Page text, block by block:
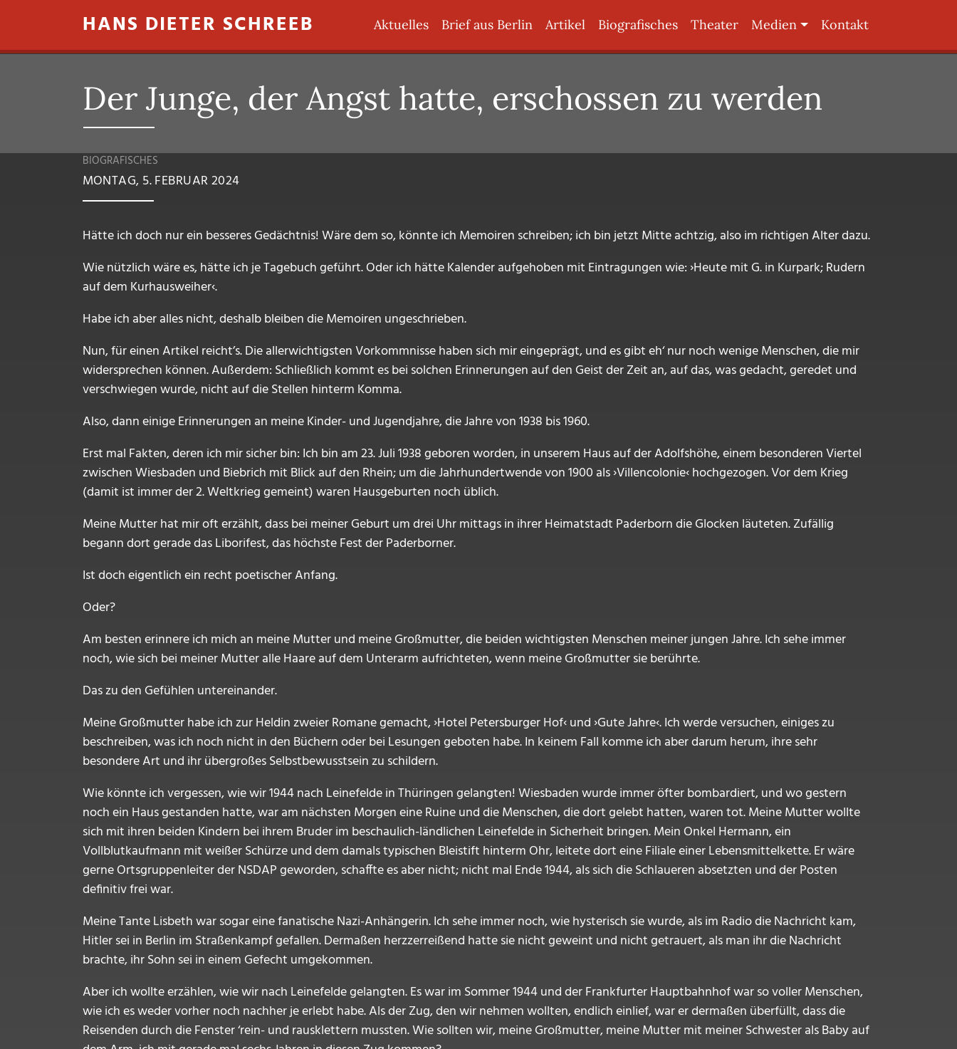
HANS DIETER SCHREEB Hauptnavigation
Aktuelles Brief aus Berlin Artikel Biografisches Theater Medien Kontakt
Der Junge, der Angst hatte, erschossen zu werden
BIOGRAFISCHES
MONTAG, 5. FEBRUAR 2024
Hätte ich doch nur ein besseres Gedächtnis! Wäre dem so, könnte ich Memoiren schreiben; ich bin jetzt Mitte achtzig, also im richtigen Alter dazu.
Wie nützlich wäre es, hätte ich je Tagebuch geführt. Oder ich hätte Kalender aufgehoben mit Eintragungen wie: ›Heute mit G. in Kurpark; Rudern
auf dem Kurhausweiher‹.
Habe ich aber alles nicht, deshalb bleiben die Memoiren ungeschrieben.
Nun, für einen Artikel reicht’s. Die allerwichtigsten Vorkommnisse haben sich mir eingeprägt, und es gibt eh‘ nur noch wenige Menschen, die mir
widersprechen können. Außerdem: Schließlich kommt es bei solchen Erinnerungen auf den Geist der Zeit an, auf das, was gedacht, geredet und
verschwiegen wurde, nicht auf die Stellen hinterm Komma.
Also, dann einige Erinnerungen an meine Kinder- und Jugendjahre, die Jahre von 1938 bis 1960.
Erst mal Fakten, deren ich mir sicher bin: Ich bin am 23. Juli 1938 geboren worden, in unserem Haus auf der Adolfshöhe, einem besonderen Viertel
zwischen Wiesbaden und Biebrich mit Blick auf den Rhein; um die Jahrhundertwende von 1900 als ›Villencolonie‹ hochgezogen. Vor dem Krieg
(damit ist immer der 2. Weltkrieg gemeint) waren Hausgeburten noch üblich.
Meine Mutter hat mir oft erzählt, dass bei meiner Geburt um drei Uhr mittags in ihrer Heimatstadt Paderborn die Glocken läuteten. Zufällig
begann dort gerade das Liborifest, das höchste Fest der Paderborner.
Ist doch eigentlich ein recht poetischer Anfang.
Oder?
Am besten erinnere ich mich an meine Mutter und meine Großmutter, die beiden wichtigsten Menschen meiner jungen Jahre. Ich sehe immer
noch, wie sich bei meiner Mutter alle Haare auf dem Unterarm aufrichteten, wenn meine Großmutter sie berührte.
Das zu den Gefühlen untereinander.
Meine Großmutter habe ich zur Heldin zweier Romane gemacht, ›Hotel Petersburger Hof‹ und ›Gute Jahre‹. Ich werde versuchen, einiges zu
beschreiben, was ich noch nicht in den Büchern oder bei Lesungen geboten habe. In keinem Fall komme ich aber darum herum, ihre sehr
besondere Art und ihr übergroßes Selbstbewusstsein zu schildern.
Wie könnte ich vergessen, wie wir 1944 nach Leinefelde in Thüringen gelangten! Wiesbaden wurde immer öfter bombardiert, und wo gestern
noch ein Haus gestanden hatte, war am nächsten Morgen eine Ruine und die Menschen, die dort gelebt hatten, waren tot. Meine Mutter wollte
sich mit ihren beiden Kindern bei ihrem Bruder im beschaulich-ländlichen Leinefelde in Sicherheit bringen. Mein Onkel Hermann, ein
Vollblutkaufmann mit weißer Schürze und dem damals typischen Bleistift hinterm Ohr, leitete dort eine Filiale einer Lebensmittelkette. Er wäre
gerne Ortsgruppenleiter der NSDAP geworden, schaffte es aber nicht; nicht mal Ende 1944, als sich die Schlaueren absetzten und der Posten
definitiv frei war.
Meine Tante Lisbeth war sogar eine fanatische Nazi-Anhängerin. Ich sehe immer noch, wie hysterisch sie wurde, als im Radio die Nachricht kam,
Hitler sei in Berlin im Straßenkampf gefallen. Dermaßen herzzerreißend hatte sie nicht geweint und nicht getrauert, als man ihr die Nachricht
brachte, ihr Sohn sei in einem Gefecht umgekommen.
Aber ich wollte erzählen, wie wir nach Leinefelde gelangten. Es war im Sommer 1944 und der Frankfurter Hauptbahnhof war so voller Menschen,
wie ich es weder vorher noch nachher je erlebt habe. Als der Zug, den wir nehmen wollten, endlich einlief, war er dermaßen überfüllt, dass die
Reisenden durch die Fenster ‘rein- und rausklettern mussten. Wie sollten wir, meine Großmutter, meine Mutter mit meiner Schwester als Baby auf